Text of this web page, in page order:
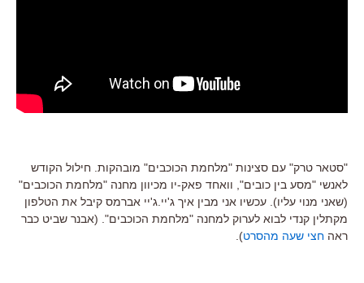
"סטאר טרק" עם סצינות "מלחמת הכוכבים" מובהקות. חילול הקודש
לאנשי "מסע בין כובים", וואחד פאק-יו מכיוון מחנה "מלחמת הכוכבים"
(שאני מנוי עליו). עכשיו אני מבין איך ג'יי.ג'יי אברמס קיבל את הטלפון
מקתלין קנדי לבוא לערוק למחנה "מלחמת הכוכבים". (אבנר שביט כבר
ראה חצי שעה מהסרט).